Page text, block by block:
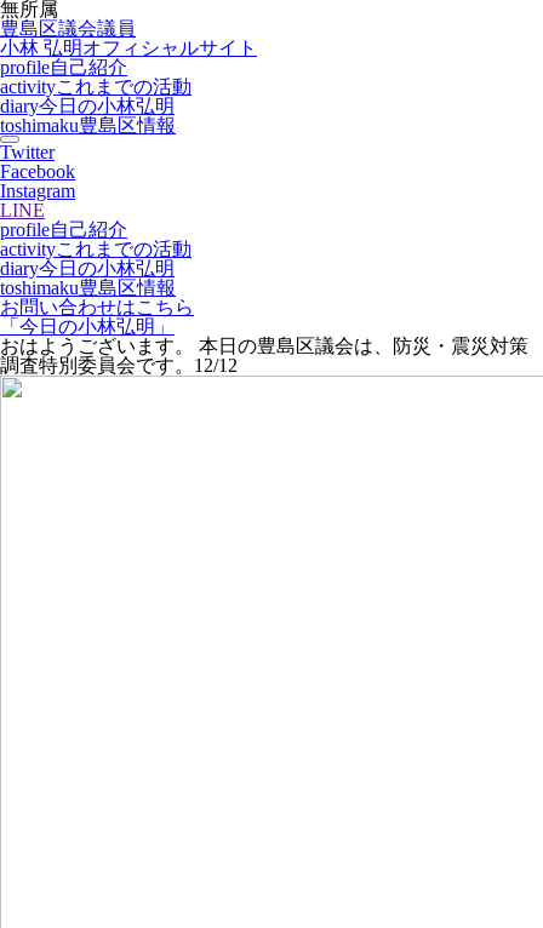
無所属
豊島区議会議員
小林 弘明オフィシャルサイト
profile自己紹介
activityこれまでの活動
diary今日の小林弘明
toshimaku豊島区情報
Twitter
Facebook
Instagram
LINE
profile自己紹介
activityこれまでの活動
diary今日の小林弘明
toshimaku豊島区情報
お問い合わせはこちら
「今日の小林弘明」
おはようございます。 本日の豊島区議会は、防災・震災対策
調査特別委員会です。12/12